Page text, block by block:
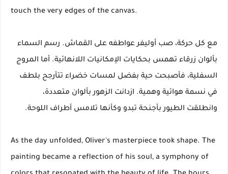
touch the very edges of the canvas.
مع كل حركة، صب أوليفر عواطفه على القماش. رسم السماء
بألوان زرقاء تهمس بحكايات الإمكانيات اللانهائية. أما المروج
السفلية، فأصبحت حية بفضل لمسات خضراء تتأرجح بلطف
في نسمة هوائية وهمية. ازدانت الزهور بألوان متعددة،
وانطلقت الطيور بأجنحة تبدو وكأنها تلامس أطراف اللوحة.
As the day unfolded, Oliver's masterpiece took shape. The
painting became a reflection of his soul, a symphony of